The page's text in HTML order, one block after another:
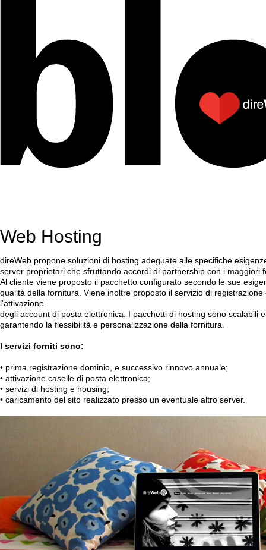
Web Hosting
direWeb propone soluzioni di hosting adeguate alle specifiche
server proprietari che sfruttando accordi di partnership con i maggiori
Al cliente viene proposto il pacchetto configurato secondo le sue
qualità della fornitura. Viene inoltre proposto il servizio di
l'attivazione
degli account di posta elettronica. I pacchetti di hosting sono scalabili
garantendo la flessibilità e personalizzazione della fornitura.
I servizi forniti sono:
• prima registrazione dominio, e successivo rinnovo annuale;
• attivazione caselle di posta elettronica;
• servizi di hosting e housing;
• caricamento del sito realizzato presso un eventuale altro server.